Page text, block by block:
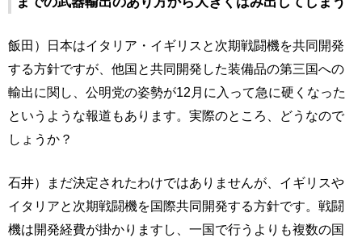
飯田）日本はイタリア・イギリスと次期戦闘機を共同開発
する方針ですが、他国と共同開発した装備品の第三国への
輸出に関し、公明党の姿勢が12月に入って急に硬くなった
というような報道もあります。実際のところ、どうなので
しょうか？
石井）まだ決定されたわけではありませんが、イギリスや
イタリアと次期戦闘機を国際共同開発する方針です。戦闘
機は開発経費が掛かりますし、一国で行うよりも複数の国